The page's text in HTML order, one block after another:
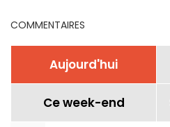
COMMENTAIRES
Aujourd'hui
Ce week-end